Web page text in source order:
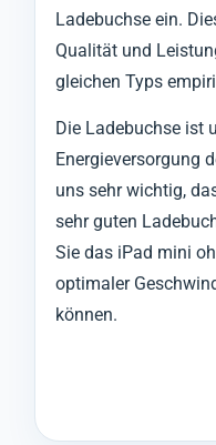
Ladebuchse ein.
Qualität und
gleichen Typs
Die Ladebuchse ist
Energieversorgung
uns sehr wichtig,
sehr guten
Sie das iPad mini
optimaler
können.